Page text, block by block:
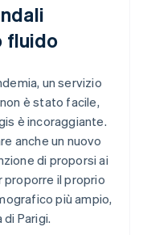
fluido
un servizio
è stato facile,
è incoraggiante.
anche un nuovo
di proporsi ai
proporre il proprio
più ampio,
Parigi.